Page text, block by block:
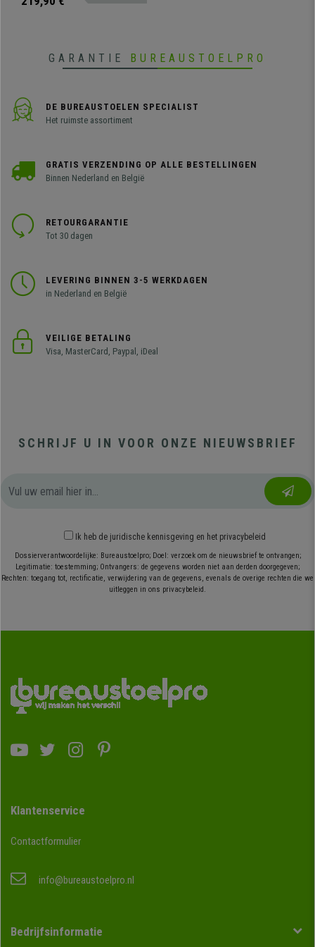
GARANTIE BUREAUSTOELPRO
DE BUREAUSTOELEN SPECIALIST
Het ruimste assortiment
GRATIS VERZENDING OP ALLE BESTELLINGEN
Binnen Nederland en België
RETOURGARANTIE
Tot 30 dagen
LEVERING BINNEN 3-5 WERKDAGEN
in Nederland en België
VEILIGE BETALING
Visa, MasterCard, Paypal, iDeal
SCHRIJF U IN VOOR ONZE NIEUWSBRIEF
Ik heb de juridische kennisgeving en het privacybeleid
Dossierverantwoordelijke: Bureaustoelpro; Doel: verzoek om de nieuwsbrief te ontvangen;
Legitimatie: toestemming; Ontvangers: de gegevens worden niet aan derden doorgegeven;
Rechten: toegang tot, rectificatie, verwijdering van de gegevens, evenals de overige rechten die we
uitleggen in ons privacybeleid.
Klantenservice
Contactformulier
info@bureaustoelpro.nl
Bedrijfsinformatie